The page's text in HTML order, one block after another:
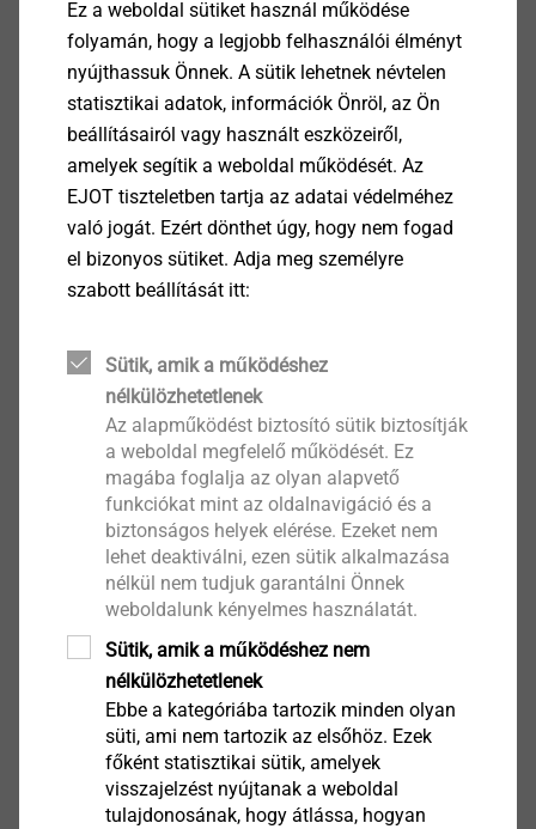
ALtracs ®Plus
Termék megtekintése
SHEETtracs®
Termék megtekintése
EJOT Covers
Ez a weboldal sütiket használ működése
folyamán, hogy a legjobb felhasználói élményt
nyújthassuk Önnek. A sütik lehetnek névtelen
statisztikai adatok, információk Önröl, az Ön
beállításairól vagy használt eszközeiről,
amelyek segítik a weboldal működését. Az
EJOT tiszteletben tartja az adatai védelméhez
való jogát. Ezért dönthet úgy, hogy nem fogad
el bizonyos sütiket. Adja meg személyre
szabott beállítását itt:
Sütik, amik a működéshez
nélkülözhetetlenek
Az alapműködést biztosító sütik biztosítják
a weboldal megfelelő működését. Ez
magába foglalja az olyan alapvető
funkciókat mint az oldalnavigáció és a
biztonságos helyek elérése. Ezeket nem
lehet deaktiválni, ezen sütik alkalmazása
nélkül nem tudjuk garantálni Önnek
weboldalunk kényelmes használatát.
Sütik, amik a működéshez nem
nélkülözhetetlenek
Ebbe a kategóriába tartozik minden olyan
süti, ami nem tartozik az elsőhöz. Ezek
főként statisztikai sütik, amelyek
visszajelzést nyújtanak a weboldal
tulajdonosának, hogy átlássa, hogyan